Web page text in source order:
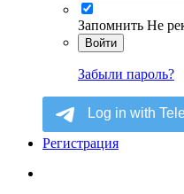
Запомнить Не
Войти
Забыли пароль?
Регистрация